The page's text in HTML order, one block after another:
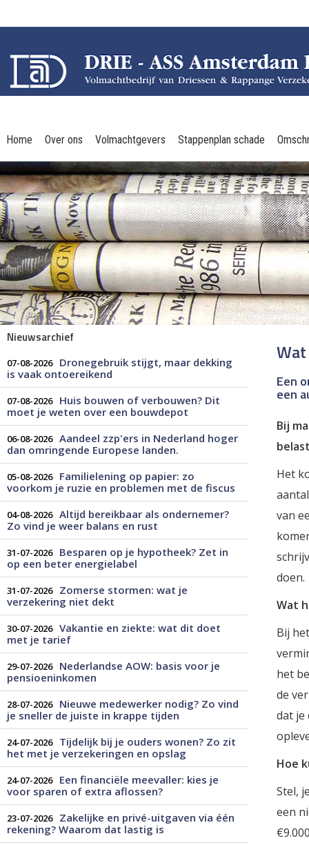
Home Over ons Volmachtgevers Stappenplan schade
Nieuwsarchief
07-08-2026
Dronegebruik stijgt, maar dekking
is vaak ontoereikend
07-08-2026
Huis bouwen of verbouwen? Dit
moet je weten over een bouwdepot
06-08-2026 Aandeel zzp'ers in Nederland hoger
dan omringende Europese landen.
05-08-2026
Familielening op papier: zo
voorkom je ruzie en problemen met de fiscus
04-08-2026 Altijd bereikbaar als ondernemer?
Zo vind je weer balans en rust
31-07-2026
Besparen op je hypotheek? Zet in
op een beter energielabel
31-07-2026
Zomerse stormen: wat je
verzekering niet dekt
30-07-2026 Vakantie en ziekte: wat dit doet
met je tarief
29-07-2026
Nederlandse AOW: basis voor je
pensioeninkomen
28-07-2026
Nieuwe medewerker nodig? Zo vind
je sneller de juiste in krappe tijden
24-07-2026
Tijdelijk bij je ouders wonen? Zo zit
het met je verzekeringen en opslag
24-07-2026
Een financiële meevaller: kies je
voor sparen of extra aflossen?
23-07-2026
Zakelijke en privé-uitgaven via één
rekening? Waarom dat lastig is
Een
een
Bij
Het
van
doen.
Wat
Bij
het
de
dat je
Hoe
Stel,
een